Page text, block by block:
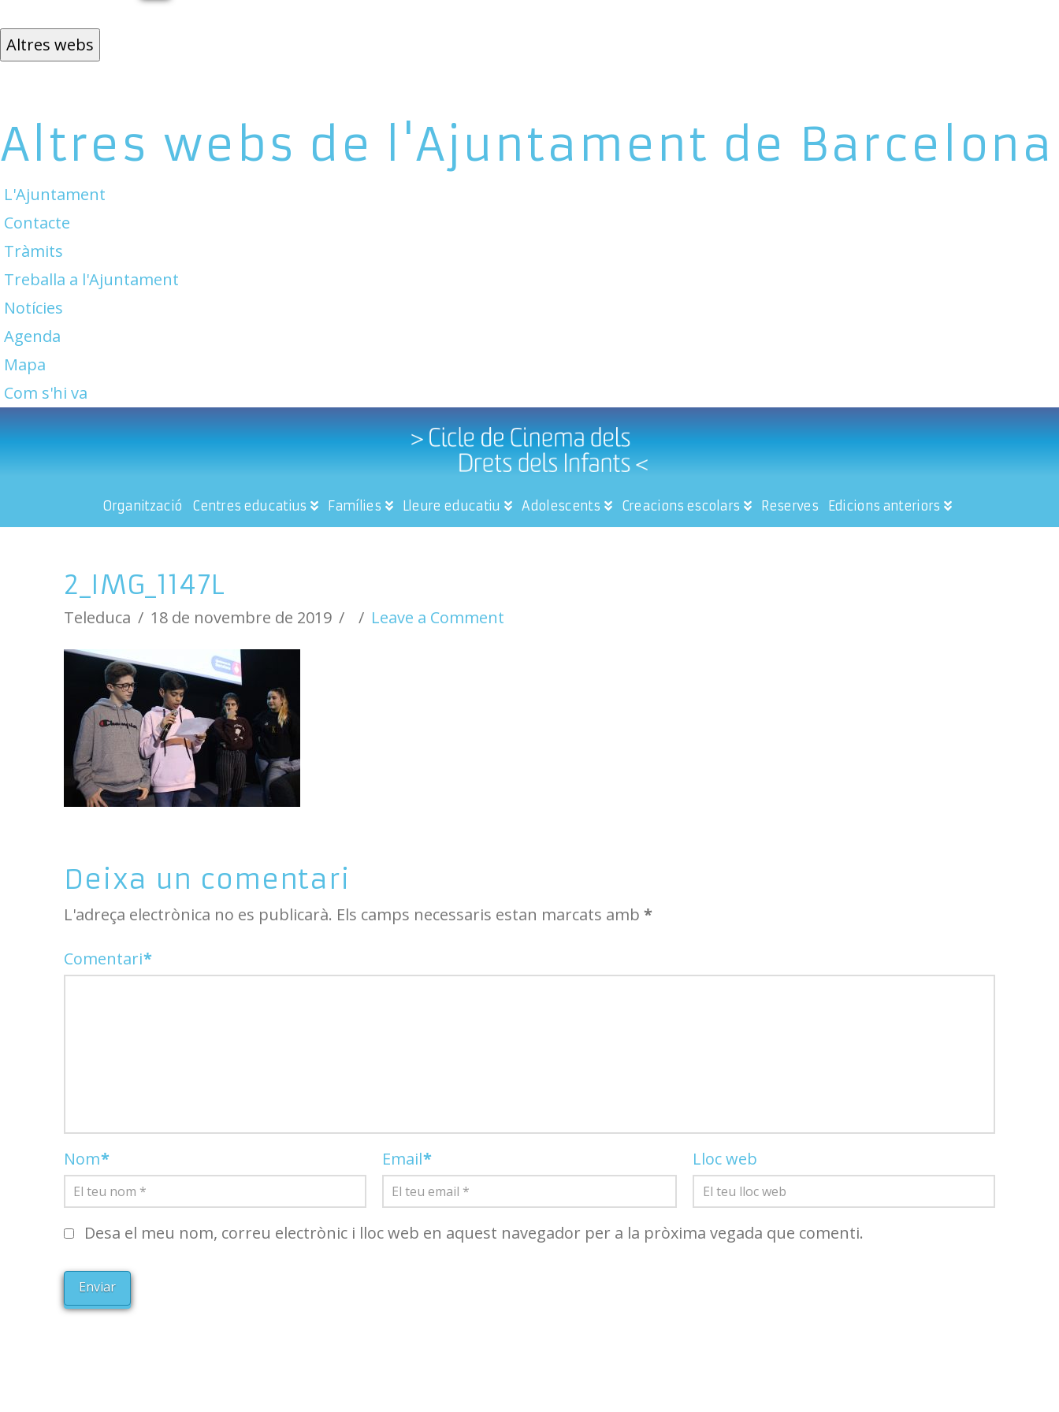
Altres webs
Altres webs de l'Ajuntament de Barcelona
L'Ajuntament
Contacte
Tràmits
Treballa a l'Ajuntament
Notícies
Agenda
Mapa
Com s'hi va
Organització Centres educatius Famílies Lleure educatiu Adolescents Creacions escolars Reserves Edicions anteriors
2_IMG_1147L
Teleduca 18 de novembre de 2019 Leave a Comment
Deixa un comentari
L'adreça electrònica no es publicarà. Els camps necessaris estan marcats amb *
Comentari*
Nom* Email* Lloc web
Desa el meu nom, correu electrònic i lloc web en aquest navegador per a la pròxima vegada que comenti.